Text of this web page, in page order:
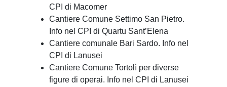
CPI di Macomer
Cantiere Comune Settimo San Pietro.
Info nel CPI di Quartu Sant’Elena
Cantiere comunale Bari Sardo. Info nel
CPI di Lanusei
Cantiere Comune Tortolì per diverse
figure di operai. Info nel CPI di Lanusei